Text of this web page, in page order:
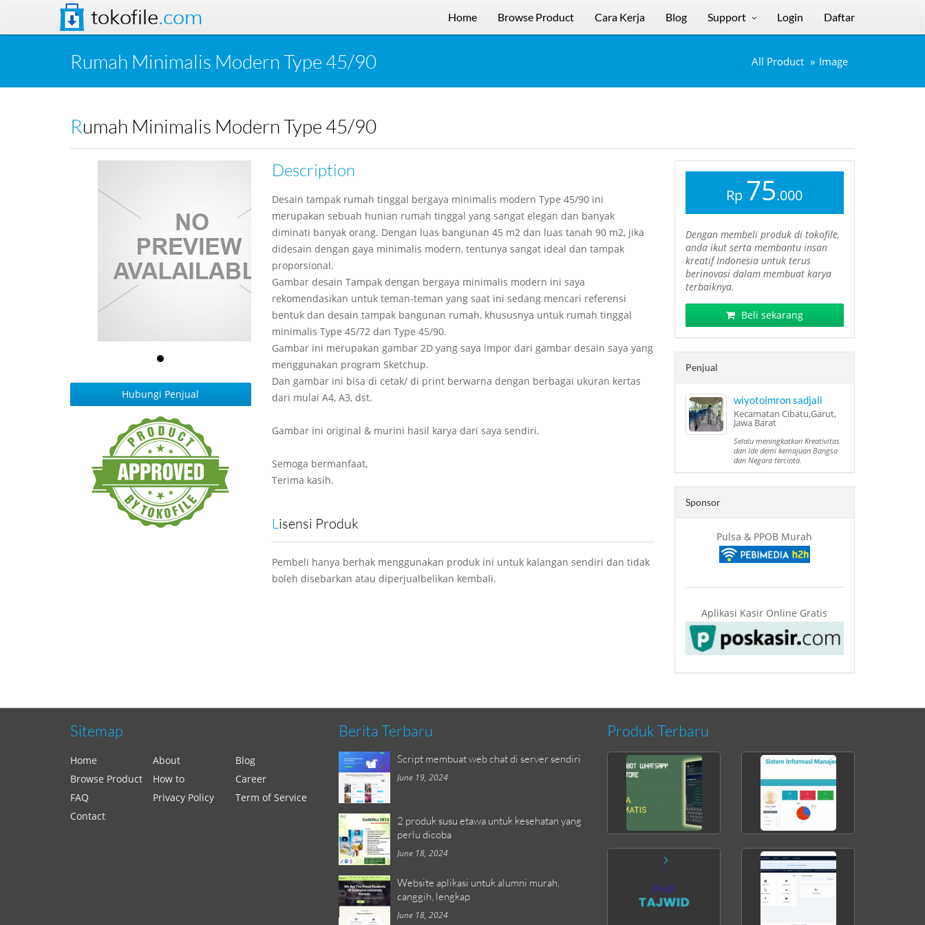
tokofile.com Home Browse Product Cara Kerja Blog Support Login Daftar
Rumah Minimalis Modern Type 45/90 All Product Image
Rumah Minimalis Modern Type 45/90
Hubungi Penjual
Description
Desain tampak rumah tinggal bergaya minimalis modern Type 45/90 ini
merupakan sebuah hunian rumah tinggal yang sangat elegan dan banyak
diminati banyak orang. Dengan luas bangunan 45 m2 dan luas tanah 90 m2, jika
didesain dengan gaya minimalis modern, tentunya sangat ideal dan tampak
proporsional.
Gambar desain Tampak dengan bergaya minimalis modern ini saya
rekomendasikan untuk teman-teman yang saat ini sedang mencari referensi
bentuk dan desain tampak bangunan rumah, khususnya untuk rumah tinggal
minimalis Type 45/72 dan Type 45/90.
Gambar ini merupakan gambar 2D yang saya impor dari gambar desain saya yang
menggunakan program Sketchup.
Dan gambar ini bisa di cetak/ di print berwarna dengan berbagai ukuran kertas
dari mulai A4, A3, dst.
Gambar ini original & murini hasil karya dari saya sendiri.
Semoga bermanfaat,
Terima kasih.
Lisensi Produk
Pembeli hanya berhak menggunakan produk ini untuk kalangan sendiri dan tidak
boleh disebarkan atau diperjualbelikan kembali.
Rp 75.000
Dengan membeli produk di tokofile,
anda ikut serta membantu insan
kreatif Indonesia untuk terus
berinovasi dalam membuat karya
terbaiknya.
Beli sekarang
Penjual
wiyotoimron sadjali
Kecamatan Cibatu,Garut,
Jawa Barat
Selalu meningkatkan Kreativitas
dan Ide demi kemajuan Bangsa
dan Negara tercinta.
Sponsor
Pulsa & PPOB Murah
Aplikasi Kasir Online Gratis
Sitemap
Home About
Blog
Browse Product
How to
Career
FAQ
Privacy Policy
Term of Service
Contact
Berita Terbaru
Script membuat web chat di server sendiri
June 19, 2024
2 produk susu etawa untuk kesehatan yang
perlu dicoba
June 18, 2024
Website aplikasi untuk alumni murah,
canggih, lengkap
June 18, 2024
Produk Terbaru